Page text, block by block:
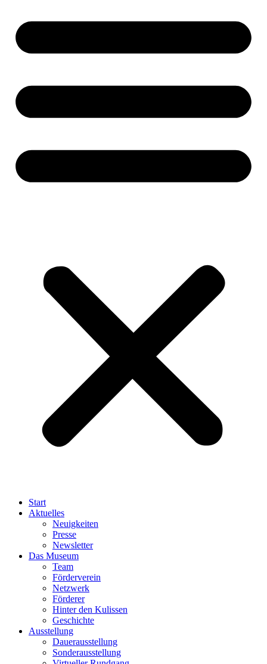
Start
Aktuelles
Neuigkeiten
Presse
Newsletter
Das Museum
Team
Förderverein
Netzwerk
Förderer
Hinter den Kulissen
Geschichte
Ausstellung
Dauerausstellung
Sonderausstellung